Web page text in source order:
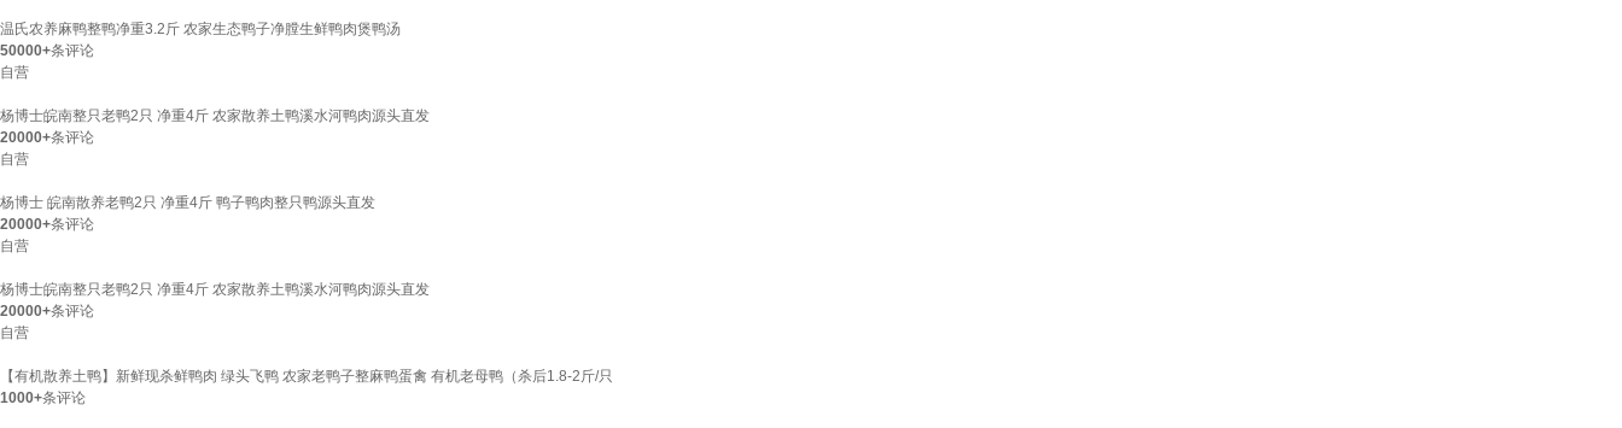
温氏农养麻鸭整鸭净重3.2斤 农家生态鸭子净膛生鲜鸭肉煲鸭汤
50000+条评论
自营
杨博士皖南整只老鸭2只 净重4斤 农家散养土鸭溪水河鸭肉源头直发
20000+条评论
自营
杨博士 皖南散养老鸭2只 净重4斤 鸭子鸭肉整只鸭源头直发
20000+条评论
自营
杨博士皖南整只老鸭2只 净重4斤 农家散养土鸭溪水河鸭肉源头直发
20000+条评论
自营
【有机散养土鸭】新鲜现杀鲜鸭肉 绿头飞鸭 农家老鸭子整麻鸭蛋禽 有机老母鸭（杀后1.8-2斤/只
1000+条评论